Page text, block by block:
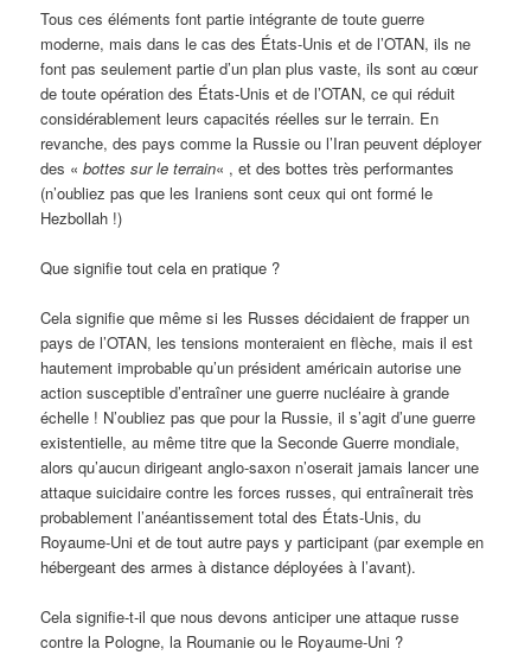
Tous ces éléments font partie intégrante de toute guerre
moderne, mais dans le cas des États-Unis et de l’OTAN, ils ne
font pas seulement partie d’un plan plus vaste, ils sont au cœur
de toute opération des États-Unis et de l’OTAN, ce qui réduit
considérablement leurs capacités réelles sur le terrain. En
revanche, des pays comme la Russie ou l’Iran peuvent déployer
des «bottes sur le terrain« , et des bottes très performantes
(n’oubliez pas que les Iraniens sont ceux qui ont formé le
Hezbollah !)
Que signifie tout cela en pratique ?
Cela signifie que même si les Russes décidaient de frapper un
pays de l’OTAN, les tensions monteraient en flèche, mais il est
hautement improbable qu’un président américain autorise une
action susceptible d’entraîner une guerre nucléaire à grande
échelle ! N’oubliez pas que pour la Russie, il s’agit d’une guerre
existentielle, au même titre que la Seconde Guerre mondiale,
alors qu’aucun dirigeant anglo-saxon n’oserait jamais lancer une
attaque suicidaire contre les forces russes, qui entraînerait très
probablement l’anéantissement total des États-Unis, du
Royaume-Uni et de tout autre pays y participant (par exemple en
hébergeant des armes à distance déployées à l’avant).
Cela signifie-t-il que nous devons anticiper une attaque russe
contre la Pologne, la Roumanie ou le Royaume-Uni ?